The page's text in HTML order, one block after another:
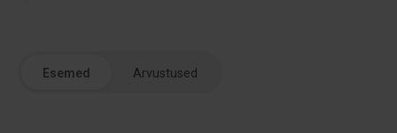
Esemed Arvustused